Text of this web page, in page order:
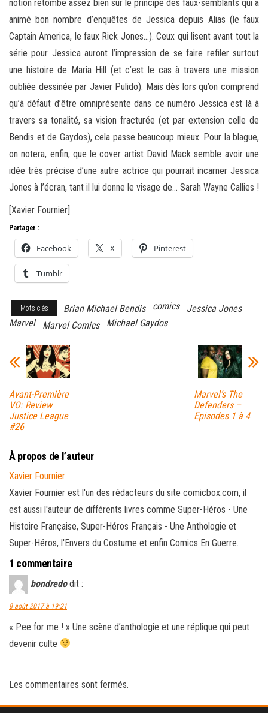
notion retombe assez bien sur le principe des faux-semblants qui a
animé bon nombre d’enquêtes de Jessica depuis Alias (le faux
Captain America, le faux Rick Jones…). Ceux qui lisent avant tout la
série pour Jessica auront l’impression de se faire refiler surtout
une histoire de Maria Hill (et c’est le cas à travers une mission
oubliée dessinée par Javier Pulido). Mais dès lors qu’on comprend
qu’à défaut d’être omniprésente dans ce numéro Jessica est là à
travers sa tonalité, sa vision fracturée (et par extension celle de
Bendis et de Gaydos), cela passe beaucoup mieux. Pour la blague,
on notera, enfin, que le cover artist David Mack semble avoir une
idée très précise d’une autre actrice qui pourrait incarner Jessica
Jones à l’écran, tant il lui donne le visage de… Sarah Wayne Callies !
[Xavier Fournier]
Partager :
Facebook X Pinterest
Tumblr
Mots-clés Brian Michael Bendis comics
Jessica Jones
Marvel
Marvel Comics Michael Gaydos
Avant-Première
VO: Review
Justice League
#26
Marvel’s The
Defenders –
Episodes 1 à 4
À propos de l’auteur
Xavier Fournier
Xavier Fournier est l'un des rédacteurs du site comicbox.com, il
est aussi l'auteur de différents livres comme Super-Héros - Une
Histoire Française, Super-Héros Français - Une Anthologie et
Super-Héros, l'Envers du Costume et enfin Comics En Guerre.
1 commentaire
bondredo dit :
8 août 2017 à 19:21
« Pee for me ! » Une scène d’anthologie et une réplique qui peut
devenir culte
Les commentaires sont fermés.